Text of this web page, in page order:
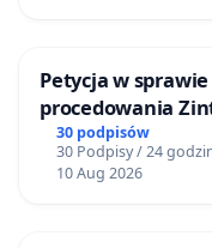
Petycja w
procedowania
Inwestycyjnych
„Myślenice –
30 podpisów
30 Podpisy / 24
10 Aug 2026